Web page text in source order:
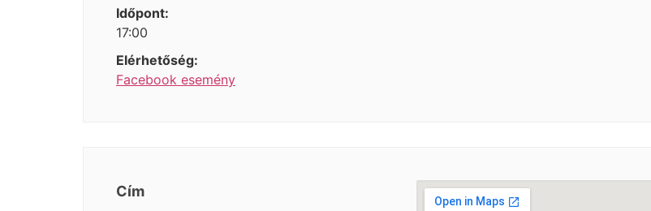
Időpont:
17:00
Elérhetőség:
Facebook esemény
Cím